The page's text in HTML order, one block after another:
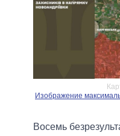
Изображение
Восемь